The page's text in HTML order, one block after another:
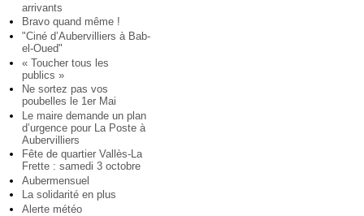
arrivants
Bravo quand même !
"Ciné d’Aubervilliers à Bab-
el-Oued"
« Toucher tous les
publics »
Ne sortez pas vos
poubelles le 1er Mai
Le maire demande un plan
d’urgence pour La Poste à
Aubervilliers
Fête de quartier Vallès-La
Frette : samedi 3 octobre
Aubermensuel
La solidarité en plus
Alerte météo